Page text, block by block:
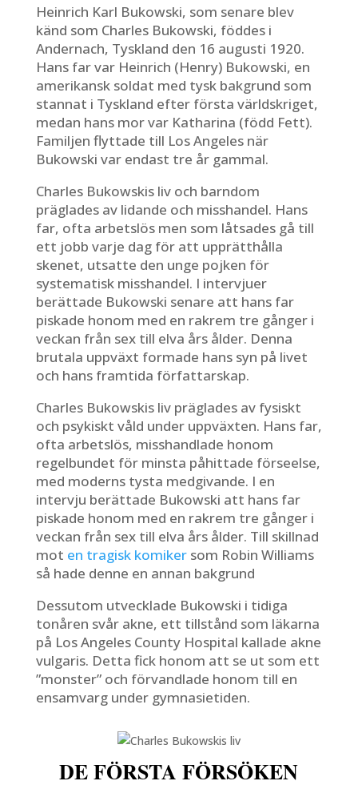
Heinrich Karl Bukowski, som senare blev
känd som Charles Bukowski, föddes i
Andernach, Tyskland den 16 augusti 1920.
Hans far var Heinrich (Henry) Bukowski, en
amerikansk soldat med tysk bakgrund som
stannat i Tyskland efter första världskriget,
medan hans mor var Katharina (född Fett).
Familjen flyttade till Los Angeles när
Bukowski var endast tre år gammal.
Charles Bukowskis liv och barndom
präglades av lidande och misshandel. Hans
far, ofta arbetslös men som låtsades gå till
ett jobb varje dag för att upprätthålla
skenet, utsatte den unge pojken för
systematisk misshandel. I intervjuer
berättade Bukowski senare att hans far
piskade honom med en rakrem tre gånger i
veckan från sex till elva års ålder. Denna
brutala uppväxt formade hans syn på livet
och hans framtida författarskap.
Charles Bukowskis liv präglades av fysiskt
och psykiskt våld under uppväxten. Hans far,
ofta arbetslös, misshandlade honom
regelbundet för minsta påhittade förseelse,
med moderns tysta medgivande. I en
intervju berättade Bukowski att hans far
piskade honom med en rakrem tre gånger i
veckan från sex till elva års ålder. Till skillnad
mot en tragisk komikersom Robin Williams
så hade denne en annan bakgrund
Dessutom utvecklade Bukowski i tidiga
tonåren svår akne, ett tillstånd som läkarna
på Los Angeles County Hospital kallade akne
vulgaris. Detta fick honom att se ut som ett
”monster” och förvandlade honom till en
ensamvarg under gymnasietiden.
DE FÖRSTA FÖRSÖKEN